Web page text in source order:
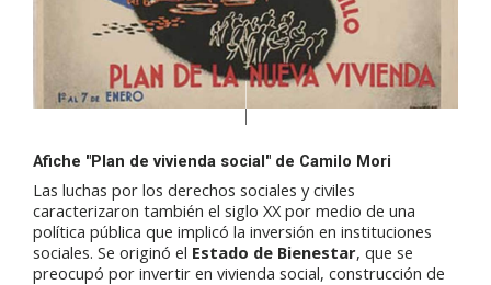
Afiche "Plan de vivienda social" de Camilo Mori
Las luchas por los derechos sociales y civiles
caracterizaron también el siglo XX por medio de una
política pública que implicó la inversión en instituciones
sociales. Se originó el Estado de Bienestar, que se
preocupó por invertir en vivienda social, construcción de